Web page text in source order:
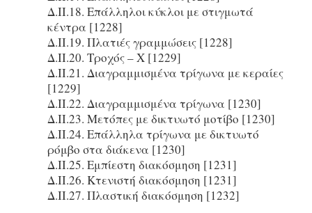
Δ.ΙΙ.18. Επάλληλοι κύκλοι με στιγμωτά
κέντρα [1228]
Δ.ΙΙ.19. Πλατιές γραμμώσεις [1228]
Δ.ΙΙ.20. Τροχός – Χ [1229]
Δ.ΙΙ.21. Διαγραμμισμένα τρίγωνα με κεραίες
[1229]
Δ.ΙΙ.22. Διαγραμμισμένα τρίγωνα [1230]
Δ.ΙΙ.23. Μετόπες με δικτυωτό μοτίβο [1230]
Δ.ΙΙ.24. Επάλληλα τρίγωνα με δικτυωτό
ρόμβο στα διάκενα [1230]
Δ.ΙΙ.25. Εμπίεστη διακόσμηση [1231]
Δ.ΙΙ.26. Κτενιστή διακόσμηση [1231]
Δ.ΙΙ.27. Πλαστική διακόσμηση [1232]